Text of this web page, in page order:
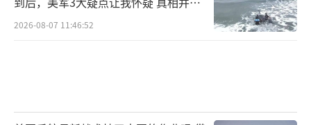
如此
2026-08-07 11:46:52